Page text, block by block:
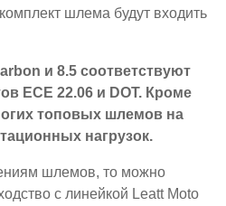
шлема будут входить
и 8.5 соответствуют
ECE 22.06 и DOT. Кроме
топовых шлемов на
нагрузок.
шлемов, то можно
с линейкой Leatt Moto